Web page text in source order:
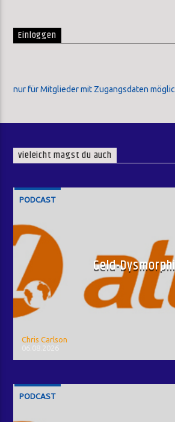
Einloggen
nur für Mitglieder mit Zugangsdaten
vieleicht magst du auch
PODCAST
Geld-
Chris Carlson
PODCAST